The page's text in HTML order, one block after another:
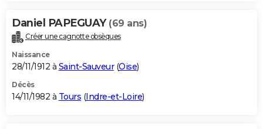
Daniel PAPEGUAY (69 ans)
Créer une cagnotte obsèques
Naissance
28/11/1912 à Saint-Sauveur(Oise)
Décès
14/11/1982 à Tours (Indre-et-Loire)